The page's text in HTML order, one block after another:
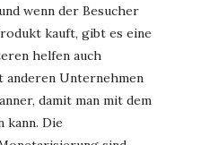
wenn der Besucher
kauft, gibt es eine
helfen auch
anderen Unternehmen
damit man mit dem
kann. Die